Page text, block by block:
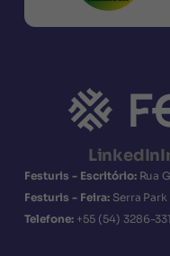
LinkedIn
Festuris - Escritório: Rua
Festuris - Feira: Serra Park
Telefone: +55 (54) 3286-